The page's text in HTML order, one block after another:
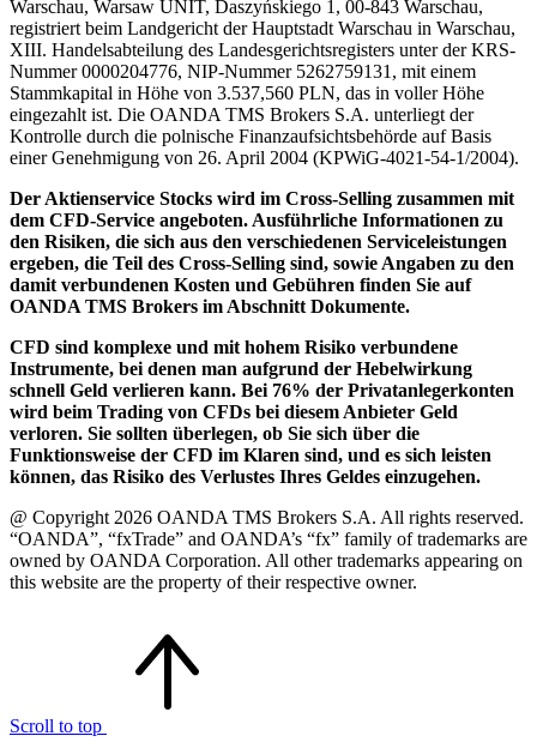
Warschau, Warsaw UNIT, Daszyńskiego 1, 00-843 Warschau,
registriert beim Landgericht der Hauptstadt Warschau in Warschau,
XIII. Handelsabteilung des Landesgerichtsregisters unter der KRS-
Nummer 0000204776, NIP-Nummer 5262759131, mit einem
Stammkapital in Höhe von 3.537,560 PLN, das in voller Höhe
eingezahlt ist. Die OANDA TMS Brokers S.A. unterliegt der
Kontrolle durch die polnische Finanzaufsichtsbehörde auf Basis
einer Genehmigung von 26. April 2004 (KPWiG-4021-54-1/2004).
Der Aktienservice Stocks wird im Cross-Selling zusammen mit
dem CFD-Service angeboten. Ausführliche Informationen zu
den Risiken, die sich aus den verschiedenen Serviceleistungen
ergeben, die Teil des Cross-Selling sind, sowie Angaben zu den
damit verbundenen Kosten und Gebühren finden Sie auf
OANDA TMS Brokers im Abschnitt Dokumente.
CFD sind komplexe und mit hohem Risiko verbundene
Instrumente, bei denen man aufgrund der Hebelwirkung
schnell Geld verlieren kann. Bei 76% der Privatanlegerkonten
wird beim Trading von CFDs bei diesem Anbieter Geld
verloren. Sie sollten überlegen, ob Sie sich über die
Funktionsweise der CFD im Klaren sind, und es sich leisten
können, das Risiko des Verlustes Ihres Geldes einzugehen.
@ Copyright 2026 OANDA TMS Brokers S.A. All rights reserved.
“OANDA”, “fxTrade” and OANDA’s “fx” family of trademarks are
owned by OANDA Corporation. All other trademarks appearing on
this website are the property of their respective owner.
Scroll to top